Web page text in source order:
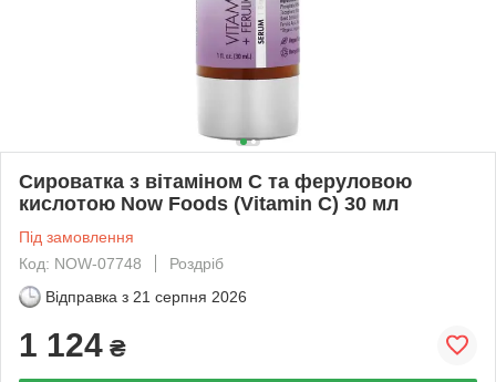
Сироватка з вітаміном C та феруловою
кислотою Now Foods (Vitamin C) 30 мл
Під замовлення
Код: NOW-07748
Роздріб
Відправка з 21 серпня 2026
1 124 ₴